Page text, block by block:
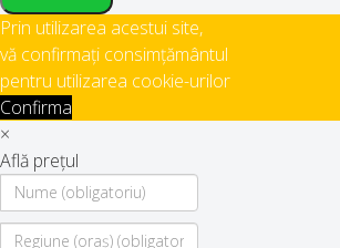
Prin utilizarea acestui site,
vă confirmați consimțământul
pentru utilizarea cookie-urilor
Confirma
×
Află prețul